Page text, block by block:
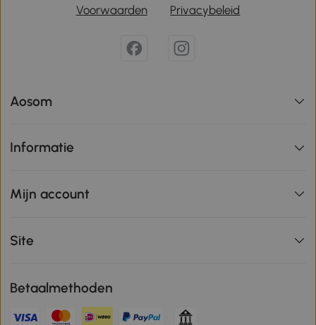
Voorwaarden Privacybeleid
Aosom
Informatie
Mijn account
Site
Betaalmethoden